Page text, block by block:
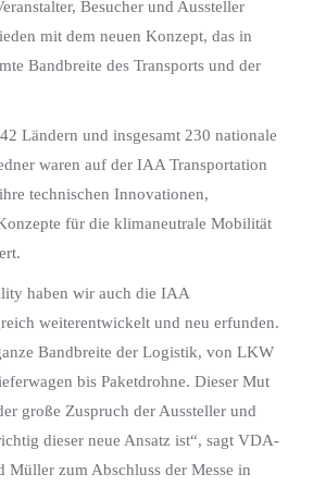
Besucher und Aussteller
mit dem neuen Konzept, das in
Bandbreite des Transports und der
Ländern und insgesamt 230 nationale
waren auf der IAA Transportation
technischen Innovationen,
für die klimaneutrale Mobilität
haben wir auch die IAA
weiterentwickelt und neu erfunden.
Bandbreite der Logistik, von LKW
bis Paketdrohne. Dieser Mut
große Zuspruch der Aussteller und
dieser neue Ansatz ist“, sagt VDA-
Müller zum Abschluss der Messe in